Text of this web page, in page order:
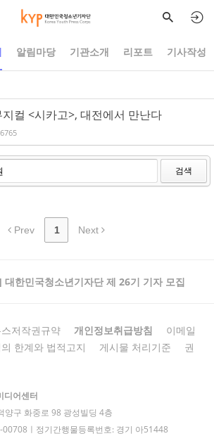
알림마당 기관소개 리포트 기사작성
컬 <시카고>, 대전에서 만난다
검색
Prev 1 Next
대한민국청소년기자단 제 26기 기자 모집
저작권규약 개인정보취급방침
이메일
한계와 법적고지 게시물 처리기준
권
디어센터
양구 화중로 98 광성빌딩 4층
ㅣ정기간행물등록번호: 경기 아51448
스케치북5